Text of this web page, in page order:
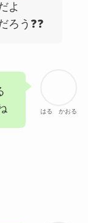
よ
う❓❓
はる かおる